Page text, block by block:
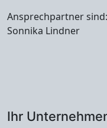
Ansprechpartner
Sonnika Lindner
Ihr